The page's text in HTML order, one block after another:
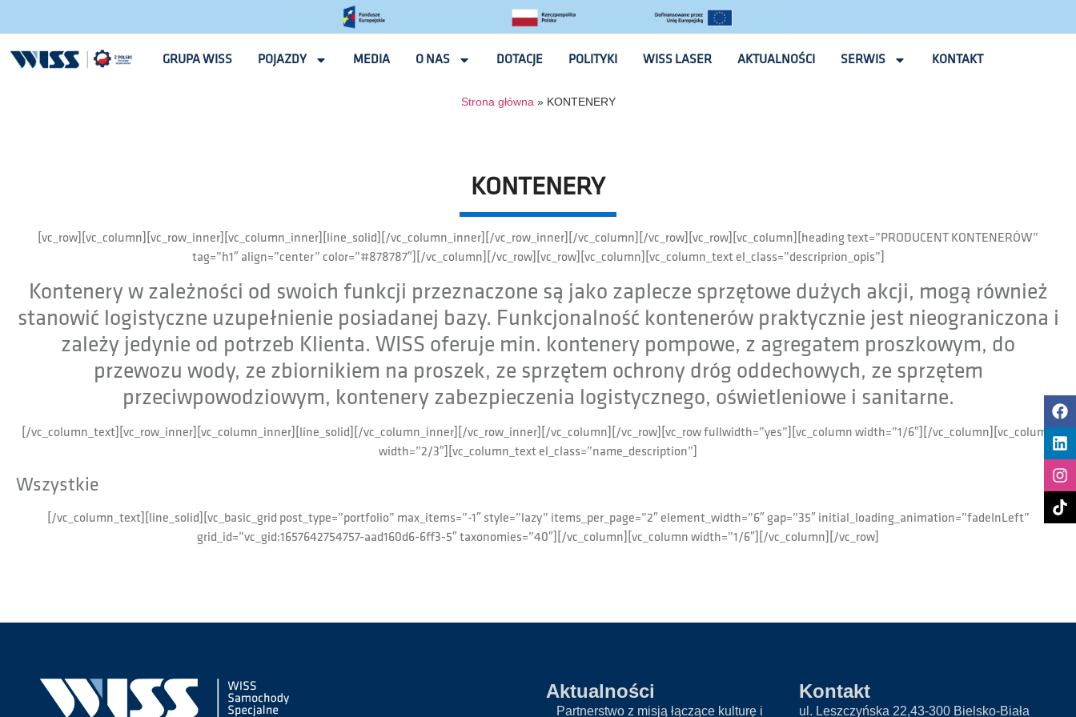
GRUPA WISS POJAZDY MEDIA O NAS DOTACJE POLITYKI WISS LASER AKTUALNOŚCI SERWIS KONTAKT
Strona główna » KONTENERY
KONTENERY
[vc_row][vc_column][vc_row_inner][vc_column_inner][line_solid][/vc_column_inner][/vc_row_inner][/vc_column][/vc_row][vc_row][vc_column][heading text=”PRODUCENT KONTENERÓW”
tag=”h1″ align=”center” color=”#878787″][/vc_column][/vc_row][vc_row][vc_column][vc_column_text el_class=”descriprion_opis”]
Kontenery w zależności od swoich funkcji przeznaczone są jako zaplecze sprzętowe dużych akcji, mogą również
stanowić logistyczne uzupełnienie posiadanej bazy. Funkcjonalność kontenerów praktycznie jest nieograniczona i
zależy jedynie od potrzeb Klienta. WISS oferuje min. kontenery pompowe, z agregatem proszkowym, do
przewozu wody, ze zbiornikiem na proszek, ze sprzętem ochrony dróg oddechowych, ze sprzętem
przeciwpowodziowym, kontenery zabezpieczenia logistycznego, oświetleniowe i sanitarne.
[/vc_column_text][vc_row_inner][vc_column_inner][line_solid][/vc_column_inner][/vc_row_inner][/vc_column][/vc_row][vc_row fullwidth=”yes”][vc_column width=”1/6″][/vc_column][vc_column
width=”2/3″][vc_column_text el_class=”name_description”]
Wszystkie
[/vc_column_text][line_solid][vc_basic_grid post_type=”portfolio” max_items=”-1″ style=”lazy” items_per_page=”2″ element_width=”6″ gap=”35″ initial_loading_animation=”fadeInLeft”
grid_id=”vc_gid:1657642754757-aad160d6-6ff3-5″ taxonomies=”40″][/vc_column][vc_column width=”1/6″][/vc_column][/vc_row]
Aktualności
Partnerstwo z misją łączące kulturę i
Kontakt
ul. Leszczyńska 22,43-300 Bielsko-Biała